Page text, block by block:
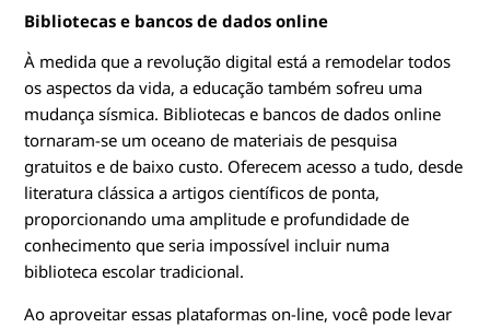
Bibliotecas e bancos de dados online
À medida que a revolução digital está a remodelar todos
os aspectos da vida, a educação também sofreu uma
mudança sísmica. Bibliotecas e bancos de dados online
tornaram-se um oceano de materiais de pesquisa
gratuitos e de baixo custo. Oferecem acesso a tudo, desde
literatura clássica a artigos científicos de ponta,
proporcionando uma amplitude e profundidade de
conhecimento que seria impossível incluir numa
biblioteca escolar tradicional.
Ao aproveitar essas plataformas on-line, você pode levar